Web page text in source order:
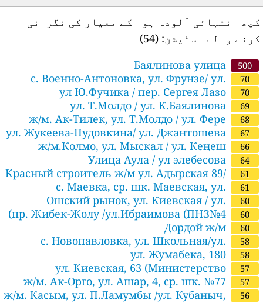
کچھ انتہائی آلودہ ہوا کے معیار کی نگرانی
کرنے والے اسٹیشن:(54)
500
Баялинова улица
70
с. Военно-Антоновка, ул. Фрунзе/ ул.
Школьная
70
ул Ю.Фучика / пер. Сергея Лазо
69
ул. Т.Молдо / ул. К.Баялинова
68
ж/м. Ак-Тилек, ул. Т.Молдо / ул. Фере
67
ул. Жукеева-Пудовкина/ ул. Джантошева
66
ж/м.Колмо, ул. Мыскал / ул. Кеңеш
64
Улица Аула / ул элебесова
61
Красный строитель ж/м ул. Адырская 89/
ул Нурекская
61
с. Маевка, ср. шк. Маевская, ул.
Октябрьская 1а
60
Ошский рынок, ул. Киевская / ул.
Бейшеналиева
60
пр. Жибек-Жолу /ул.Ибраимова (ПНЗ№4)
60
Дордой ж/м
58
с. Новопавловка, ул. Школьная/ул.
Крупская
58
ул. Жумабека, 180
57
ул. Киевская, 63 (Министерство
экономики)
57
ж/м. Ак-Орго, ул. Ашар, 4, ср. шк. №77
56
ж/м. Касым, ул. П.Ламумбы /ул. Кубаныч,